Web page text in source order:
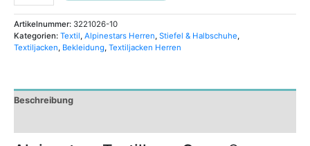
Artikelnummer: 3221026-10
Kategorien: Textil, Alpinestars Herren, Stiefel & Halbschuhe,
Textiljacken, Bekleidung, Textiljacken Herren
Beschreibung